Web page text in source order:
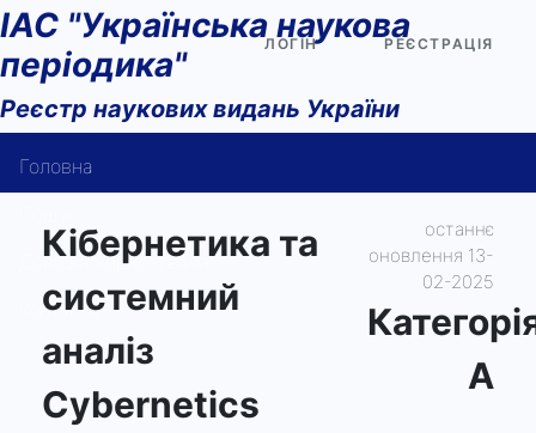
ІАС "Українська наукова
періодика"
Реєстр наукових видань України
ЛОГІН РЕЄСТРАЦІЯ
Головна
Довідка користувача
Контакти
Кібернетика та
системний
аналіз
Cybernetics
останнє
оновлення 13-
02-2025
А